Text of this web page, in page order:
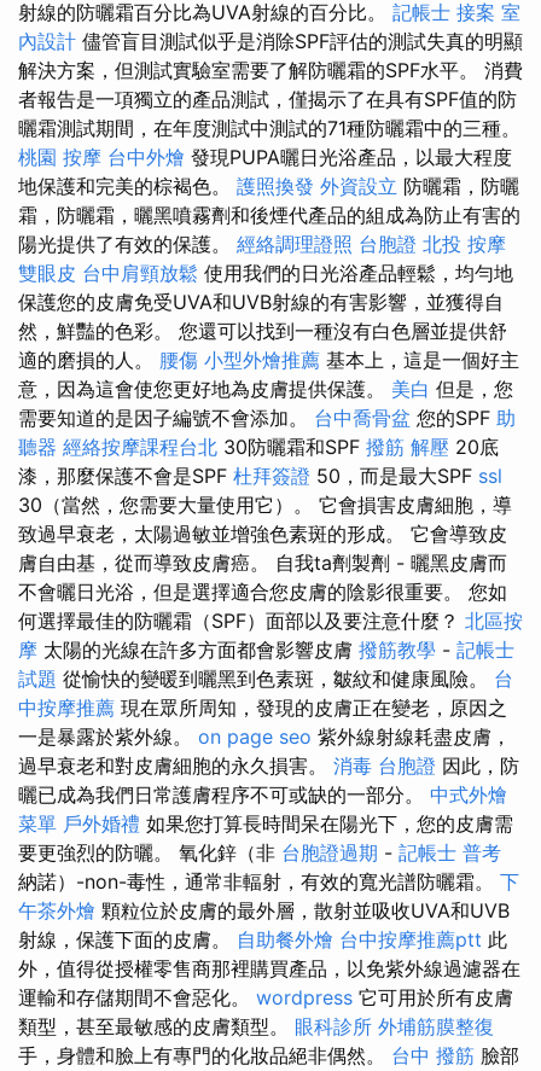
射線的防曬霜百分比為UVA射線的百分比。 記帳士 接案 室
內設計 儘管盲目測試似乎是消除SPF評估的測試失真的明顯
解決方案，但測試實驗室需要了解防曬霜的SPF水平。 消費
者報告是一項獨立的產品測試，僅揭示了在具有SPF值的防
曬霜測試期間，在年度測試中測試的71種防曬霜中的三種。
桃園 按摩 台中外燴 發現PUPA曬日光浴產品，以最大程度
地保護和完美的棕褐色。 護照換發 外資設立 防曬霜，防曬
霜，防曬霜，曬黑噴霧劑和後煙代產品的組成為防止有害的
陽光提供了有效的保護。 經絡調理證照 台胞證 北投 按摩
雙眼皮 台中肩頸放鬆 使用我們的日光浴產品輕鬆，均勻地
保護您的皮膚免受UVA和UVB射線的有害影響，並獲得自
然，鮮豔的色彩。 您還可以找到一種沒有白色層並提供舒
適的磨損的人。 腰傷 小型外燴推薦 基本上，這是一個好主
意，因為這會使您更好地為皮膚提供保護。 美白 但是，您
需要知道的是因子編號不會添加。 台中喬骨盆 您的SPF 助
聽器 經絡按摩課程台北 30防曬霜和SPF 撥筋 解壓 20底
漆，那麼保護不會是SPF 杜拜簽證 50，而是最大SPF ssl
30（當然，您需要大量使用它）。 它會損害皮膚細胞，導
致過早衰老，太陽過敏並增強色素斑的形成。 它會導致皮
膚自由基，從而導致皮膚癌。 自我ta劑製劑 - 曬黑皮膚而
不會曬日光浴，但是選擇適合您皮膚的陰影很重要。 您如
何選擇最佳的防曬霜（SPF）面部以及要注意什麼？ 北區按
摩 太陽的光線在許多方面都會影響皮膚 撥筋教學 - 記帳士
試題 從愉快的變暖到曬黑到色素斑，皺紋和健康風險。 台
中按摩推薦 現在眾所周知，發現的皮膚正在變老，原因之
一是暴露於紫外線。 on page seo 紫外線射線耗盡皮膚，
過早衰老和對皮膚細胞的永久損害。 消毒 台胞證 因此，防
曬已成為我們日常護膚程序不可或缺的一部分。 中式外燴
菜單 戶外婚禮 如果您打算長時間呆在陽光下，您的皮膚需
要更強烈的防曬。 氧化鋅（非 台胞證過期 - 記帳士 普考
納諾）-non-毒性，通常非輻射，有效的寬光譜防曬霜。 下
午茶外燴 顆粒位於皮膚的最外層，散射並吸收UVA和UVB
射線，保護下面的皮膚。 自助餐外燴 台中按摩推薦ptt 此
外，值得從授權零售商那裡購買產品，以免紫外線過濾器在
運輸和存儲期間不會惡化。 wordpress 它可用於所有皮膚
類型，甚至最敏感的皮膚類型。 眼科診所 外埔筋膜整復
手，身體和臉上有專門的化妝品絕非偶然。 台中 撥筋 臉部